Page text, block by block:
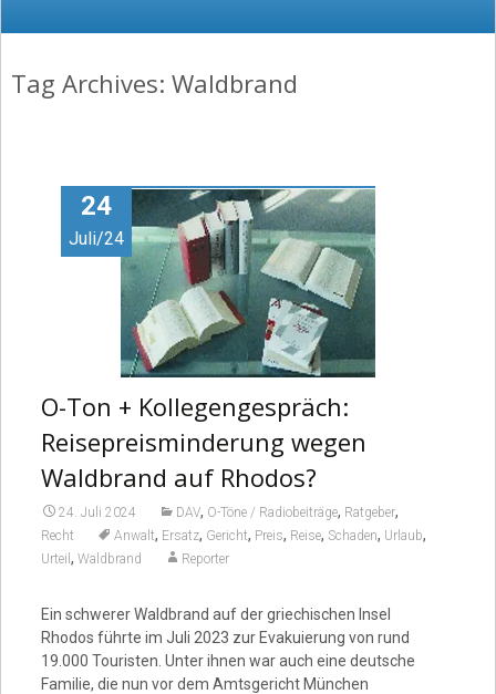
Nachrichten, Texte, Podcast, O-Töne,
Video
Tag Archives: Waldbrand
24
Juli/24
O-Ton + Kollegengespräch:
Reisepreisminderung wegen
Waldbrand auf Rhodos?
24. Juli 2024 DAV, O-Töne / Radiobeiträge, Ratgeber,
Recht Anwalt, Ersatz, Gericht, Preis, Reise, Schaden, Urlaub,
Urteil , Waldbrand Reporter
Ein schwerer Waldbrand auf der griechischen Insel
Rhodos führte im Juli 2023 zur Evakuierung von rund
19.000 Touristen. Unter ihnen war auch eine deutsche
Familie, die nun vor dem Amtsgericht München